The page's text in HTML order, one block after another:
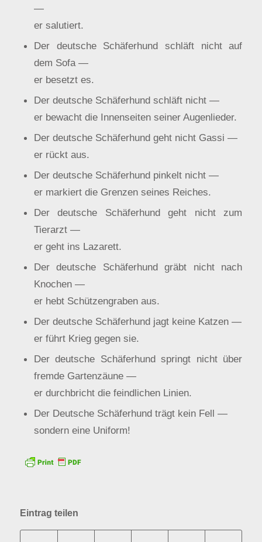
—
er salutiert.
Der deutsche Schäferhund schläft nicht auf
dem Sofa —
er besetzt es.
Der deutsche Schäferhund schläft nicht —
er bewacht die Innenseiten seiner Augenlieder.
Der deutsche Schäferhund geht nicht Gassi —
er rückt aus.
Der deutsche Schäferhund pinkelt nicht —
er markiert die Grenzen seines Reiches.
Der deutsche Schäferhund geht nicht zum
Tierarzt —
er geht ins Lazarett.
Der deutsche Schäferhund gräbt nicht nach
Knochen —
er hebt Schützengraben aus.
Der deutsche Schäferhund jagt keine Katzen —
er führt Krieg gegen sie.
Der deutsche Schäferhund springt nicht über
fremde Gartenzäune —
er durchbricht die feindlichen Linien.
Der Deutsche Schäferhund trägt kein Fell —
sondern eine Uniform!
Eintrag teilen